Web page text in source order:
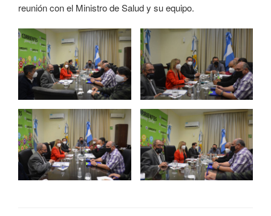
reunión con el Ministro de Salud y su equipo.